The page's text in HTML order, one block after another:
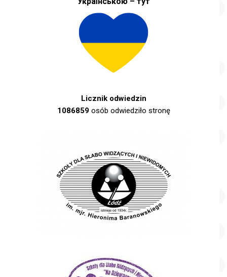
Licznik odwiedzin
1086859osób odwiedziło stronę